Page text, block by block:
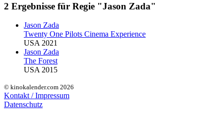
2 Ergebnisse für Regie "Jason Zada"
Jason Zada
Twenty One Pilots Cinema Experience
USA 2021
Jason Zada
The Forest
USA 2015
© kinokalender.com 2026
Kontakt / Impressum
Datenschutz